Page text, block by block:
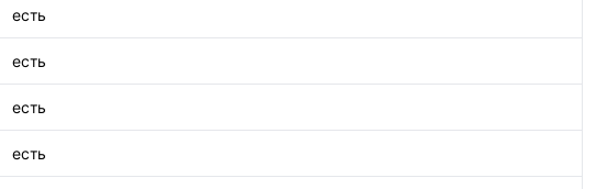
есть
есть
есть
есть